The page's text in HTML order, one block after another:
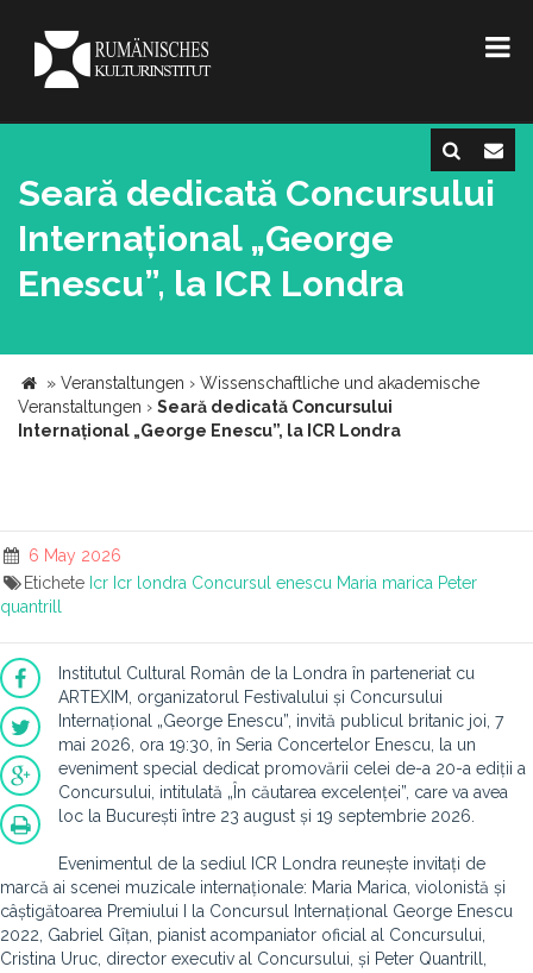
Seară dedicată Concursului
Internațional „George
Enescu”, la ICR Londra
» Veranstaltungen › Wissenschaftliche und akademische
Veranstaltungen › Seară dedicată Concursului
Internațional „George Enescu”, la ICR Londra
6 May 2026
Etichete Icr Icr londra Concursul enescu Maria marica Peter
quantrill
Institutul Cultural Român de la Londra în parteneriat cu
ARTEXIM, organizatorul Festivalului și Concursului
Internațional „George Enescu”, invită publicul britanic joi, 7
mai 2026, ora 19:30, în Seria Concertelor Enescu, la un
eveniment special dedicat promovării celei de-a 20-a ediții a
Concursului, intitulată „În căutarea excelenței”, care va avea
loc la București între 23 august și 19 septembrie 2026.
Evenimentul de la sediul ICR Londra reunește invitați de
marcă ai scenei muzicale internaționale: Maria Marica, violonistă și
câștigătoarea Premiului I la Concursul Internațional George Enescu
2022, Gabriel Gîțan, pianist acompaniator oficial al Concursului,
Cristina Uruc, director executiv al Concursului, și Peter Quantrill,